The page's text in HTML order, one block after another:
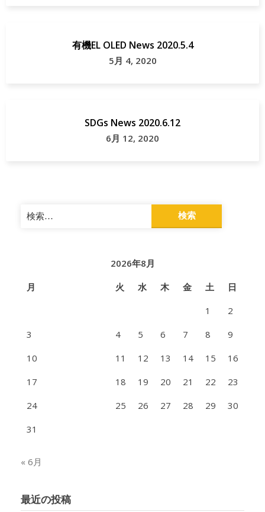
有機EL OLED News 2020.5.4
5月 4, 2020
SDGs News 2020.6.12
6月 12, 2020
検
索:
2026年8月
月
火 水 木 金 土
日
1
2
3
4 5 6 7 8
9
10
11 12 13 14 15
16
17
18 19 20 21 22
23
24
25 26 27 28 29
30
31
« 6月
最近の投稿